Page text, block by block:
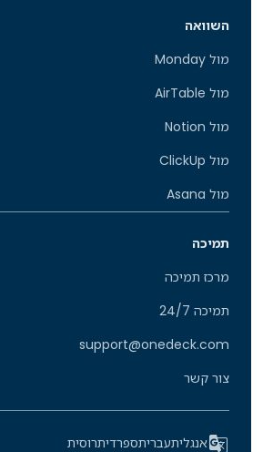
השוואה
מול Monday
מול AirTable
מול Notion
מול ClickUp
מול Asana
תמיכה
מרכז תמיכה
תמיכה 24/7
support@onedeck.com
צור קשר
אנגליתעבריתספרדיתרוסית